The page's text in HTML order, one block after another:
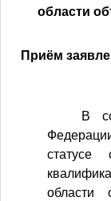
области
Приём
В
статусе
области